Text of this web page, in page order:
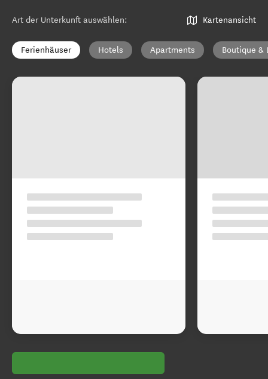
Art der Unterkunft auswählen: Kartenansicht
Ferienhäuser Hotels Apartments Boutique &